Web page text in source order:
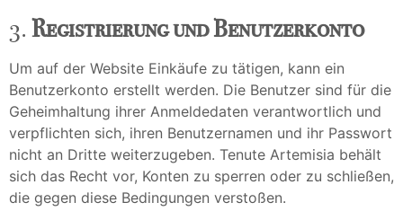
3. Registrierung und Benutzerkonto
Um auf der Website Einkäufe zu tätigen, kann ein
Benutzerkonto erstellt werden. Die Benutzer sind für die
Geheimhaltung ihrer Anmeldedaten verantwortlich und
verpflichten sich, ihren Benutzernamen und ihr Passwort
nicht an Dritte weiterzugeben. Tenute Artemisia behält
sich das Recht vor, Konten zu sperren oder zu schließen,
die gegen diese Bedingungen verstoßen.